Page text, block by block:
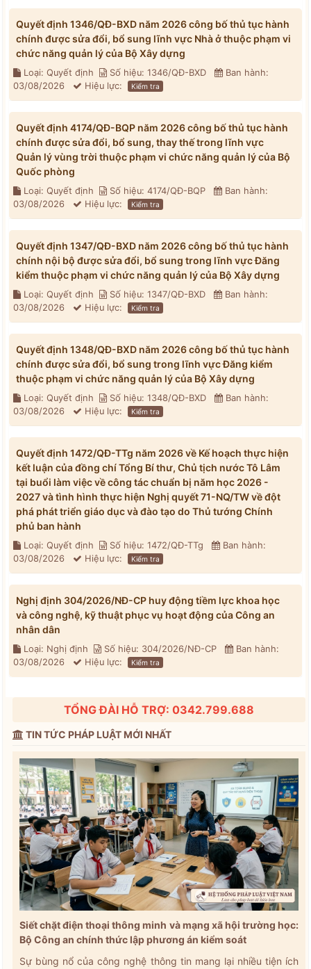
Quyết định 1346/QĐ-BXD năm 2026 công bố thủ tục hành
chính được sửa đổi, bổ sung lĩnh vực Nhà ở thuộc phạm vi
chức năng quản lý của Bộ Xây dựng
Loại: Quyết định Số hiệu: 1346/QĐ-BXD
Ban hành:
03/08/2026
Hiệu lực: Kiểm tra
Quyết định 4174/QĐ-BQP năm 2026 công bố thủ tục hành
chính được sửa đổi, bổ sung, thay thế trong lĩnh vực
Quản lý vùng trời thuộc phạm vi chức năng quản lý của Bộ
Quốc phòng
Loại: Quyết định Số hiệu: 4174/QĐ-BQP
Ban hành:
03/08/2026
Hiệu lực: Kiểm tra
Quyết định 1347/QĐ-BXD năm 2026 công bố thủ tục hành
chính nội bộ được sửa đổi, bổ sung trong lĩnh vực Đăng
kiểm thuộc phạm vi chức năng quản lý của Bộ Xây dựng
Loại: Quyết định Số hiệu: 1347/QĐ-BXD
Ban hành:
03/08/2026
Hiệu lực: Kiểm tra
Quyết định 1348/QĐ-BXD năm 2026 công bố thủ tục hành
chính được sửa đổi, bổ sung trong lĩnh vực Đăng kiểm
thuộc phạm vi chức năng quản lý của Bộ Xây dựng
Loại: Quyết định Số hiệu: 1348/QĐ-BXD
Ban hành:
03/08/2026
Hiệu lực: Kiểm tra
Quyết định 1472/QĐ-TTg năm 2026 về Kế hoạch thực hiện
kết luận của đồng chí Tổng Bí thư, Chủ tịch nước Tô Lâm
tại buổi làm việc về công tác chuẩn bị năm học 2026 -
2027 và tình hình thực hiện Nghị quyết 71-NQ/TW về đột
phá phát triển giáo dục và đào tạo do Thủ tướng Chính
phủ ban hành
Loại: Quyết định Số hiệu: 1472/QĐ-TTg
Ban hành:
03/08/2026
Hiệu lực: Kiểm tra
Nghị định 304/2026/NĐ-CP huy động tiềm lực khoa học
và công nghệ, kỹ thuật phục vụ hoạt động của Công an
nhân dân
Loại: Nghị định Số hiệu: 304/2026/NĐ-CP
Ban hành:
03/08/2026
Hiệu lực: Kiểm tra
TỔNG ĐÀI HỖ TRỢ: 0342.799.688
TIN TỨC PHÁP LUẬT MỚI NHẤT
Siết chặt điện thoại thông minh và mạng xã hội trường học:
Bộ Công an chính thức lập phương án kiểm soát
Sự bùng nổ của công nghệ thông tin mang lại nhiều tiện ích